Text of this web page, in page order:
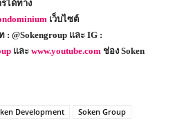
ได้ทาง
เว็บไซต์
: @Sokengroup และ IG :
และ www.youtube.com ช่อง Soken
Development
Soken Group